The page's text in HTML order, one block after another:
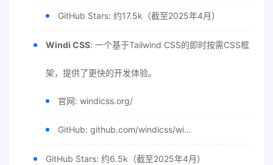
GitHub Stars: 约17.5k（截至2025年4月）
Windi CSS: 一个基于Tailwind CSS的即时按需CSS框
架，提供了更快的开发体验。
官网: windicss.org/
GitHub: github.com/windicss/wi…
GitHub Stars: 约6.5k（截至2025年4月）